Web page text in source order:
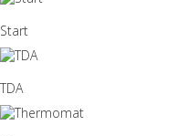
Start
TDA